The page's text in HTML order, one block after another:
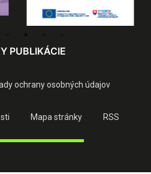
PUBLIKÁCIE
ochrany osobných údajov
Mapa stránky RSS